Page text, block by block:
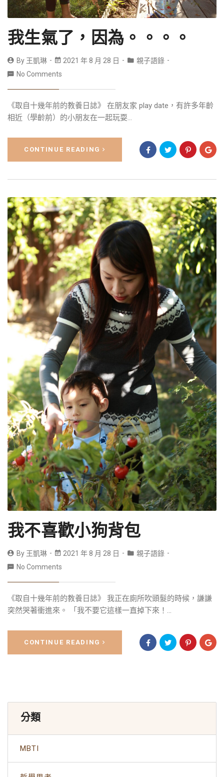
我生氣了，因為。。。。
By 王凱琳 2021 年 8 月 28 日
親子語錄
No Comments
《取自十幾年前的教養日誌》 在朋友家 play date，有許多年齡
相近（學齡前）的小朋友在一起玩耍...
CONTINUE READING
我不喜歡小狗背包
By 王凱琳 2021 年 8 月 28 日
親子語錄
No Comments
《取自十幾年前的教養日誌》 我正在廁所吹頭髮的時候，謙謙
突然哭著衝進來。 「我不要它這樣一直掉下來！...
CONTINUE READING
分類
MBTI